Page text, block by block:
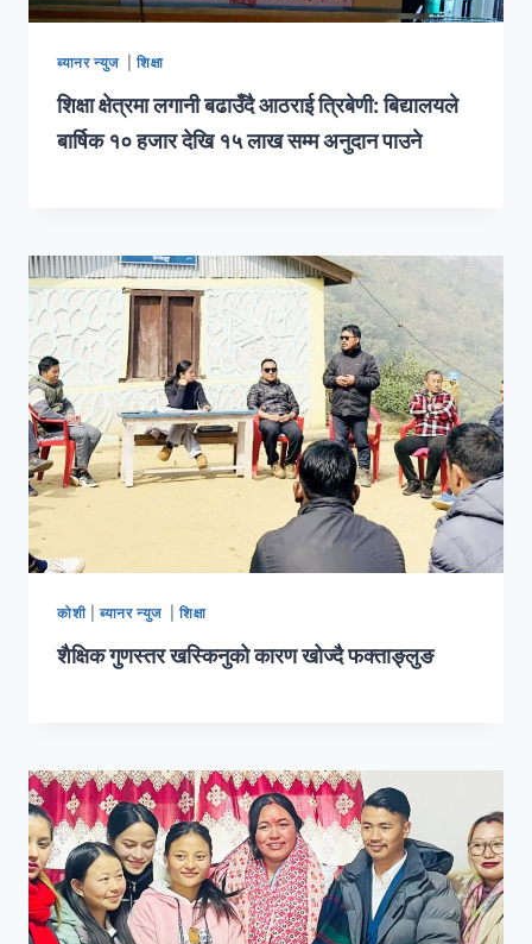
ब्यानर न्युज |शिक्षा
शिक्षा क्षेत्रमा लगानी बढाउँदै आठराई त्रिबेणी: बिद्यालयले
बार्षिक १० हजार देखि १५ लाख सम्म अनुदान पाउने
कोशी| ब्यानर न्युज |शिक्षा
शैक्षिक गुणस्तर खस्किनुको कारण खोज्दै फक्ताङ्लुङ